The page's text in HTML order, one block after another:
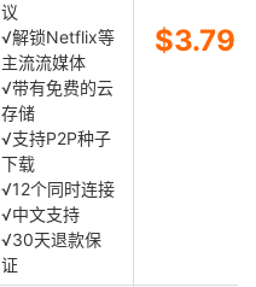
议
√解锁Netflix等
主流流媒体
√带有免费的云
存储
√支持P2P种子
下载
√12个同时连接
√中文支持
√30天退款保
证
$3.79